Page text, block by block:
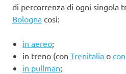
di percorrenza di ogni singola
Bologna così:
in aereo;
in treno (con Trenitalia o
in pullman;